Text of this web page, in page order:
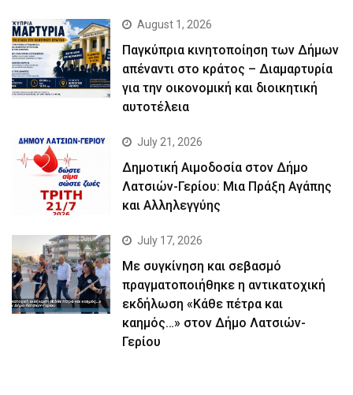
August 1, 2026
Παγκύπρια κινητοποίηση των Δήμων
απέναντι στο κράτος – Διαμαρτυρία
για την οικονομική και διοικητική
αυτοτέλεια
July 21, 2026
Δημοτική Αιμοδοσία στον Δήμο
Λατσιών-Γερίου: Μια Πράξη Αγάπης
και Αλληλεγγύης
July 17, 2026
Με συγκίνηση και σεβασμό
πραγματοποιήθηκε η αντικατοχική
εκδήλωση «Κάθε πέτρα και
καημός…» στον Δήμο Λατσιών-
Γερίου